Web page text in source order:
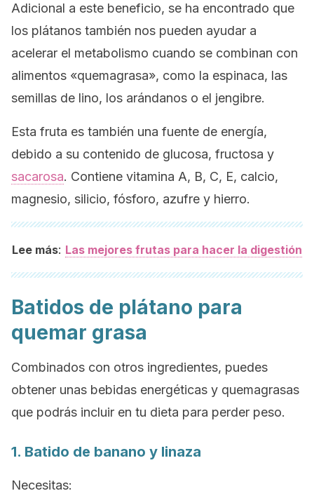
Adicional a este beneficio, se ha encontrado que
los plátanos también nos pueden ayudar a
acelerar el metabolismo cuando se combinan con
alimentos «quemagrasa», como la espinaca, las
semillas de lino, los arándanos o el jengibre.
Esta fruta es también una fuente de energía,
debido a su contenido de glucosa, fructosa y
sacarosa. Contiene vitamina A, B, C, E, calcio,
magnesio, silicio, fósforo, azufre y hierro.
Lee más: Las mejores frutas para hacer la digestión
Batidos de plátano para
quemar grasa
Combinados con otros ingredientes, puedes
obtener unas bebidas energéticas y quemagrasas
que podrás incluir en tu dieta para perder peso.
1. Batido de banano y linaza
Necesitas: